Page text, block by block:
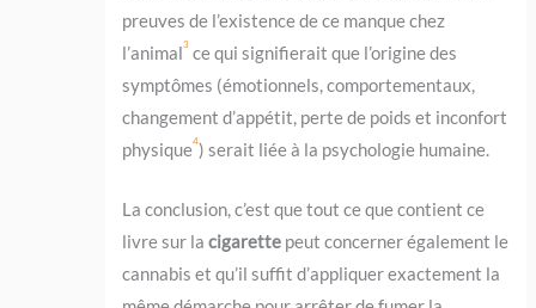
preuves de l’existence de ce manque chez
l’animal3 ce qui signifierait que l’origine des
symptômes (émotionnels, comportementaux,
changement d’appétit, perte de poids et inconfort
physique4) serait liée à la psychologie humaine.
La conclusion, c’est que tout ce que contient ce
livre sur lacigarette peut concerner également le
cannabis et qu’il suffit d’appliquer exactement la